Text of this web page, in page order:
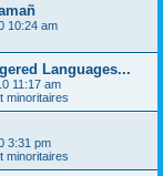
10:24 am
Languages...
11:17 am
minoritaires
3:31 pm
minoritaires